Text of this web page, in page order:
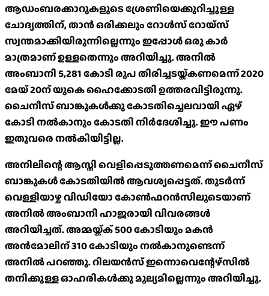
ആഡംബരക്കാറുകളുടെ ശ്രേണിയെക്കുറിച്ചുള്ള
ചോദ്യത്തിന്, താന്‍ ഒരിക്കലും റോള്‍സ് റോയ്‌സ്
സ്വന്തമാക്കിയിരുന്നില്ലെന്നും ഇപ്പോള്‍ ഒരു കാര്‍
മാത്രമാണ് ഉള്ളതെന്നും അറിയിച്ചു. അനില്‍
അംബാനി 5,281 കോടി രൂപ തിരിച്ചടയ്ക്കണമെന്ന് 2020
മേയ് 20ന് യുകെ ഹൈക്കോടതി ഉത്തരവിട്ടിരുന്നു.
ചൈനീസ് ബാങ്കുകള്‍ക്കു കോടതിച്ചെലവായി ഏഴ്
കോടി നല്‍കാനും കോടതി നിര്‍ദേശിച്ചു. ഈ പണം
ഇതുവരെ നല്‍കിയിട്ടില്ല.
അനിലിന്റെ ആസ്തി വെളിപ്പെടുത്തണമെന്ന് ചൈനീസ്
ബാങ്കുകള്‍ കോടതിയില്‍ ആവശ്യപ്പെട്ടത്. തുടര്‍ന്ന്
വെള്ളിയാഴ്ച വിഡിയോ കോണ്‍ഫറന്‍സിലൂടെയാണ്
അനില്‍ അംബാനി ഹാജരായി വിവരങ്ങള്‍
അറിയിച്ചത്. അമ്മയ്ക്ക് 500 കോടിയും മകന്‍
അന്‍മോലിന് 310 കോടിയും നല്‍കാനുണ്ടെന്ന്
അനില്‍ പറഞ്ഞു. റിലയന്‍സ് ഇന്നൊവെന്റേഴ്‌സില്‍
തനിക്കുള്ള ഓഹരികള്‍ക്കു മൂല്യമില്ലെന്നും അറിയിച്ചു.